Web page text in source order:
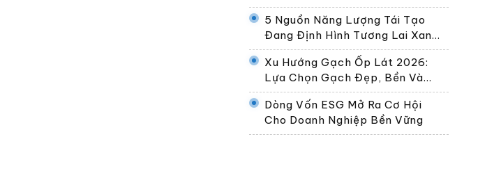
Dự Kiến Gần 30.000 MW Ngày
24/6
5 Nguồn Năng Lượng Tái Tạo
Đang Định Hình Tương Lai Xanh
Của Thế Giới
Xu Hướng Gạch Ốp Lát 2026:
Lựa Chọn Gạch Đẹp, Bền Và
Phù Hợp Không Gian Sống Hiện
Đại
Dòng Vốn ESG Mở Ra Cơ Hội
Cho Doanh Nghiệp Bền Vững